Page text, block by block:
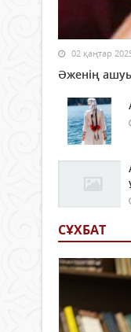
02 қаңтар
Әженің
СҰХБАТ